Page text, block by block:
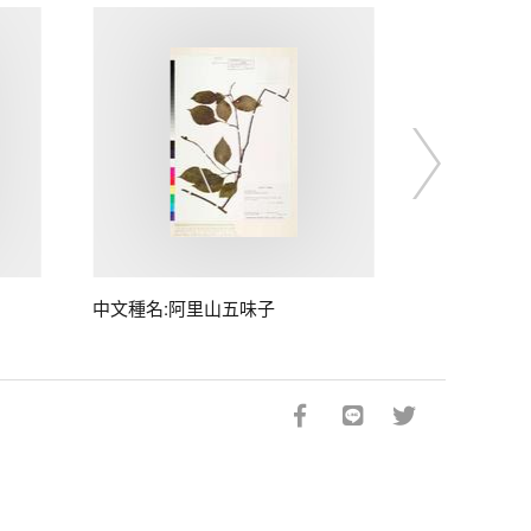
中文種名:阿里山五味子